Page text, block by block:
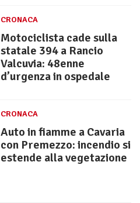
CRONACA
Motociclista cade sulla
statale 394 a Rancio
Valcuvia: 48enne
d’urgenza in ospedale
CRONACA
Auto in fiamme a Cavaria
con Premezzo: incendio si
estende alla vegetazione